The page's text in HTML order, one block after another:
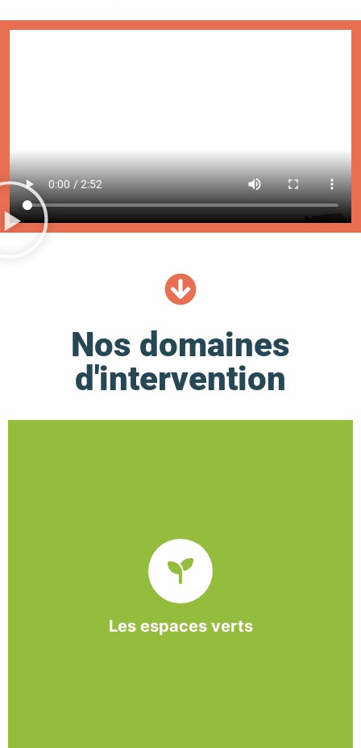
Nos domaines
d'intervention
Les espaces verts
paysager, l’association BASE propose et réalise
des interventions à la demande des entreprises et
collectivités locales.